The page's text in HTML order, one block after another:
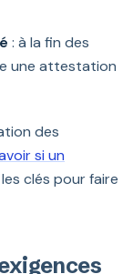
: à la fin des
une attestation
des
si un
clés pour faire